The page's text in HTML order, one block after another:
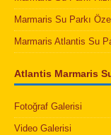
Marmaris Su Parkı
Marmaris Atlantis Su
Atlantis Marmaris
Fotoğraf Galerisi
Video Galerisi